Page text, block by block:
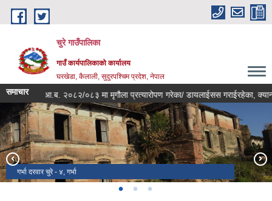
Skip to main content
चुरे गाउँपालिका
गाउँ कार्यपालिकाको कार्यालय
घरखेडा, कैलाली, सुदुरपश्चिम प्रदेश, नेपाल
समाचारआ.ब. २०८२/०८३ मा मृगौला प्रत्यारोपण गरेका/ डायलाईसस गराईरहेका, क्यान्सर
गर्भा दरवार चुरे - ४, गर्भा
गाउँपालिकाको प्रशासनिक भवन
सुन्तला पकेट गाउँपालिका